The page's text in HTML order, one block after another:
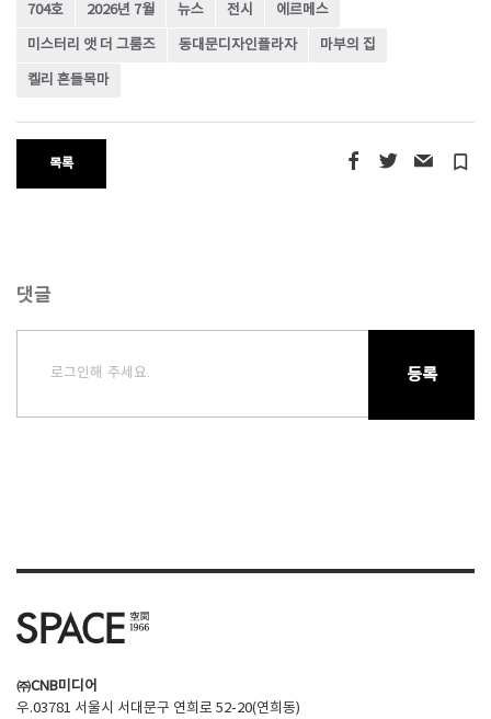
704호 2026년 7월 뉴스 전시 에르메스
미스터리 앳 더 그룸즈 동대문디자인플라자 마부의 집
켈리 흔들목마
목록 turned_in_not
댓글
로그인해 주세요. 등록
㈜CNB미디어
우.03781 서울시 서대문구 연희로 52-20(연희동)